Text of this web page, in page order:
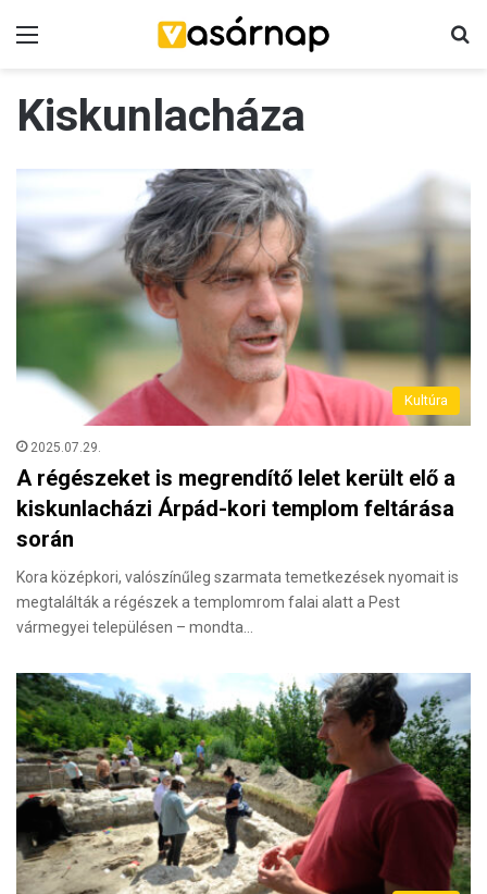
Kiskunlacháza
Kultúra
2025.07.29.
A régészeket is megrendítő lelet került elő a
kiskunlacházi Árpád-kori templom feltárása
során
Kora középkori, valószínűleg szarmata temetkezések nyomait is
megtalálták a régészek a templomrom falai alatt a Pest
vármegyei településen – mondta…